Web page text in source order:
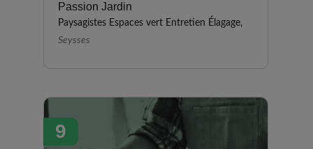
Passion Jardin
Paysagistes Espaces vert Entretien Élagage,
Seysses
9